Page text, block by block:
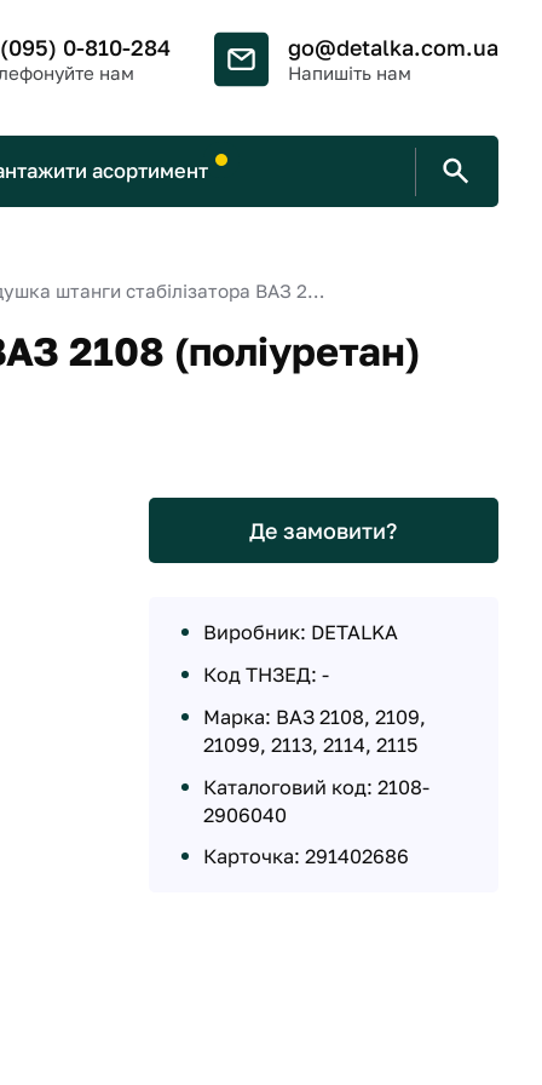
0-810-284
нам
go@detalka.com.ua
Напишіть нам
асортимент
Подушка штанги стабілізатора ВАЗ 2108 (поліуретан)
2108 (поліуретан)
Де замовити?
Виробник: DETALKA
Код ТНЗЕД: -
Марка: ВАЗ 2108, 2109,
21099, 2113, 2114, 2115
Каталоговий код: 2108-
2906040
Карточка: 291402686